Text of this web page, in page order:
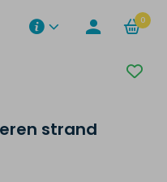
0
strand